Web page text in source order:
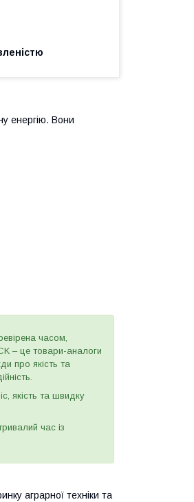
енергію. Вони
часом,
– це товари-аналоги
про якість та
якість та швидку
час із
аграрної техніки та